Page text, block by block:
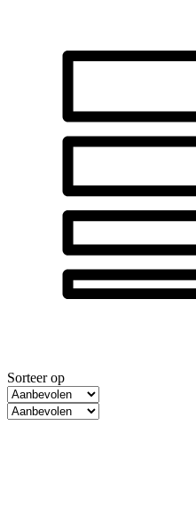
Sorteer op